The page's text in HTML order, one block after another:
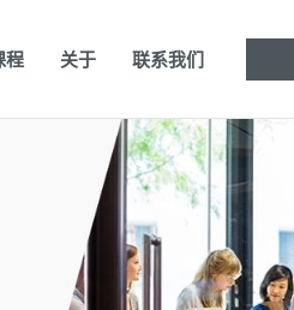
程 关于 联系我们